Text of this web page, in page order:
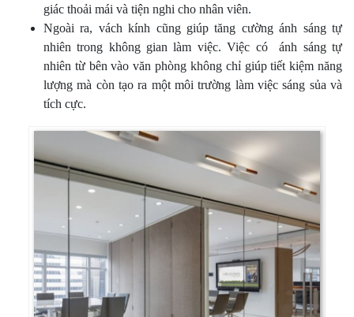
giác thoải mái và tiện nghi cho nhân viên.
Ngoài ra, vách kính cũng giúp tăng cường ánh sáng tự
nhiên trong không gian làm việc. Việc có ánh sáng tự
nhiên từ bên vào văn phòng không chỉ giúp tiết kiệm năng
lượng mà còn tạo ra một môi trường làm việc sáng sủa và
tích cực.